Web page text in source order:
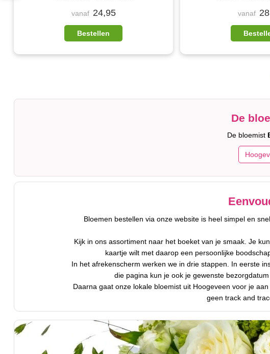
vanaf 24,95
Bestellen
vanaf
De
De bloemist
Bloemen bestellen via onze website is heel simpel en
Kijk in ons assortiment naar het boeket van je smaak. Je
kaartje wilt met daarop een persoonlijke
In het afrekenscherm werken we in drie stappen. In eerste
die pagina kun je ook je gewenste
Daarna gaat onze lokale bloemist uit Hoogeveen voor je
geen track and